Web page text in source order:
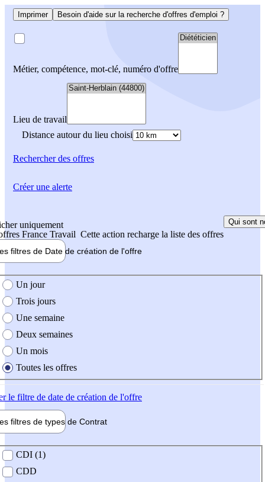
Imprimer Besoin d'aide sur la recherche d'offres d'emploi ?
Métier, compétence, mot-clé, numéro d'offre
Lieu de travail
Distance autour du lieu choisi
Rechercherdes offres
uniquement
France Travail Cette action recharge la liste des offres
Qui sont
filtres de Date de création de l'offre
création de l'offre
Un jour
Trois jours
Une semaine
Deux semaines
Un mois
Toutes les offres
le filtre de date de création de l'offre
filtres de types de Contrat
contrat
CDI (1)
CDD
Créer une alerte